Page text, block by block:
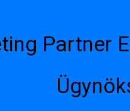
Partner